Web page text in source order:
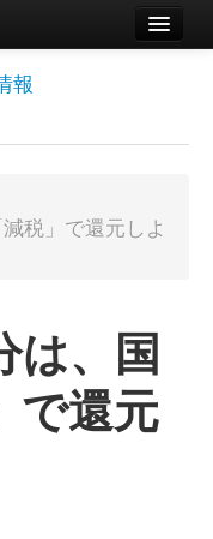
報
税」で還元しよ
は、国
で還元